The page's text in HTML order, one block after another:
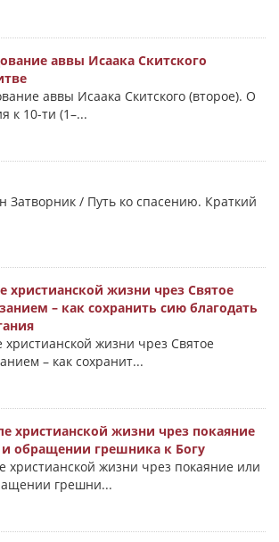
аввы Исаака Скитского
аввы Исаака Скитского (второе). О
к 10-ти (1–...
Затворник / Путь ко спасению. Краткий
христианской жизни чрез Святое
– как сохранить сию благодать
жизни чрез Святое
– как сохранит...
христианской жизни чрез покаяние
обращении грешника к Богу
христианской жизни чрез покаяние или
грешни...